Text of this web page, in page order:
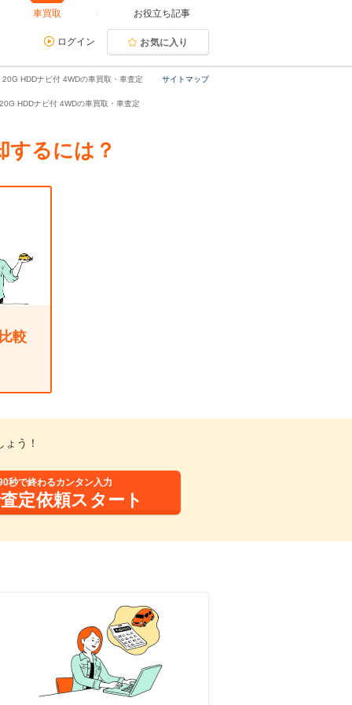
車買取 お役立ち記事
ログイン お気に入り
サイトマップ
HDDナビ付 4WDの車買取・車査定
HDDナビ付 4WDの車買取・車査定
するには？
較
う！
秒で終わるカンタン入力
定依頼スタート